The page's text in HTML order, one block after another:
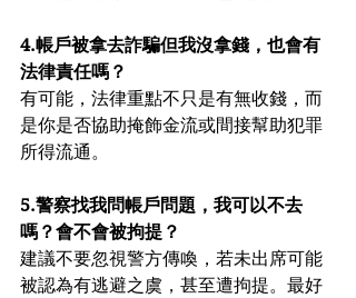
4.帳戶被拿去詐騙但我沒拿錢，也會有
法律責任嗎？
有可能，法律重點不只是有無收錢，而
是你是否協助掩飾金流或間接幫助犯罪
所得流通。
5.警察找我問帳戶問題，我可以不去
嗎？會不會被拘提？
建議不要忽視警方傳喚，若未出席可能
被認為有逃避之虞，甚至遭拘提。最好